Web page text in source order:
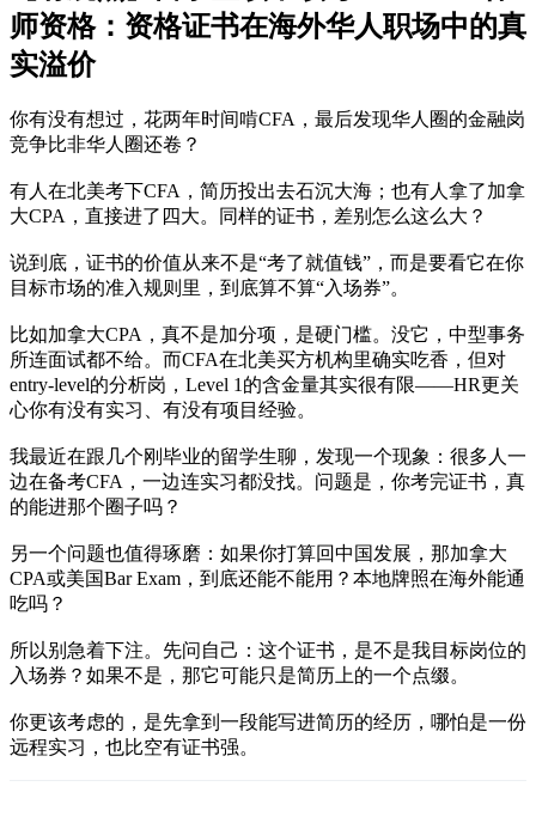
师资格：资格证书在海外华人职场中的真
实溢价
你有没有想过，花两年时间啃CFA，最后发现华人圈的金融岗
竞争比非华人圈还卷？
有人在北美考下CFA，简历投出去石沉大海；也有人拿了加拿
大CPA，直接进了四大。同样的证书，差别怎么这么大？
说到底，证书的价值从来不是“考了就值钱”，而是要看它在你
目标市场的准入规则里，到底算不算“入场券”。
比如加拿大CPA，真不是加分项，是硬门槛。没它，中型事务
所连面试都不给。而CFA在北美买方机构里确实吃香，但对
entry-level的分析岗，Level 1的含金量其实很有限——HR更关
心你有没有实习、有没有项目经验。
我最近在跟几个刚毕业的留学生聊，发现一个现象：很多人一
边在备考CFA，一边连实习都没找。问题是，你考完证书，真
的能进那个圈子吗？
另一个问题也值得琢磨：如果你打算回中国发展，那加拿大
CPA或美国Bar Exam，到底还能不能用？本地牌照在海外能通
吃吗？
所以别急着下注。先问自己：这个证书，是不是我目标岗位的
入场券？如果不是，那它可能只是简历上的一个点缀。
你更该考虑的，是先拿到一段能写进简历的经历，哪怕是一份
远程实习，也比空有证书强。